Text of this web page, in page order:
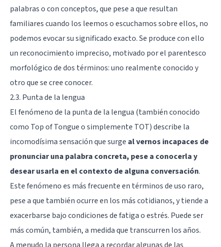
palabras o con conceptos, que pese a que resultan
familiares cuando los leemos o escuchamos sobre ellos, no
podemos evocar su significado exacto. Se produce con ello
un reconocimiento impreciso, motivado por el parentesco
morfológico de dos términos: uno realmente conocido y
otro que se cree conocer.
2.3. Punta de la lengua
El fenómeno de la punta de la lengua (también conocido
como Top of Tongue o simplemente TOT) describe la
incomodísima sensación que surge al vernos incapaces de
pronunciar una palabra concreta, pese a conocerla y
desear usarla en el contexto de alguna conversación.
Este fenómeno es más frecuente en términos de uso raro,
pese a que también ocurre en los más cotidianos, y tiende a
exacerbarse bajo condiciones de fatiga o estrés. Puede ser
más común, también, a medida que transcurren los años.